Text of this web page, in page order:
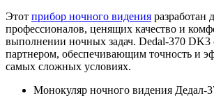
Этот прибор ночного видения разработан
профессионалов, ценящих качество и
выполнении ночных задач. Dedal-370 DK3
партнером, обеспечивающим точность и
самых сложных условиях.
Монокуляр ночного видения Дедал-